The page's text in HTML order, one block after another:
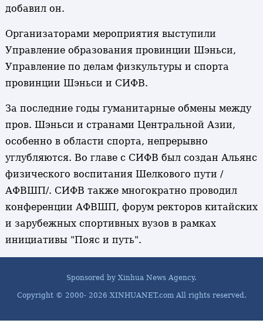
добавил он.
Организаторами мероприятия выступили
Управление образования провинции Шэньси,
Управление по делам физкультуры и спорта
провинции Шэньси и СИФВ.
За последние годы гуманитарные обмены между
пров. Шэньси и странами Центральной Азии,
особенно в области спорта, непрерывно
углубляются. Во главе с СИФВ был создан Альянс
физического воспитания Шелкового пути /
АФВШП/. СИФВ также многократно проводил
конференции АФВШП, форум ректоров китайских
и зарубежных спортивных вузов в рамках
инициативы "Пояс и путь".
Sponsored by Xinhua News Agency.
Copyright © 2000- 2026 XINHUANET.com All rights reserved.